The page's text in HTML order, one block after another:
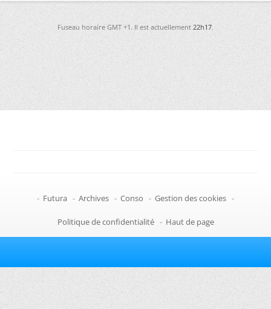
Fuseau horaire GMT +1. Il est actuellement22h17.
- Futura - Archives - Conso - Gestion des cookies -
Politique de confidentialité - Haut de page